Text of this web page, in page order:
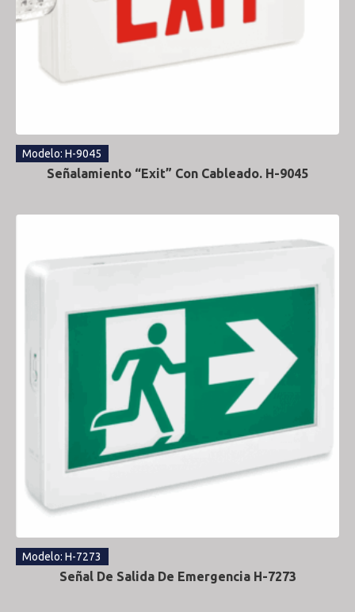
Modelo: H-9045
Señalamiento “Exit” Con Cableado. H-9045
Modelo: H-7273
Señal De Salida De Emergencia H-7273